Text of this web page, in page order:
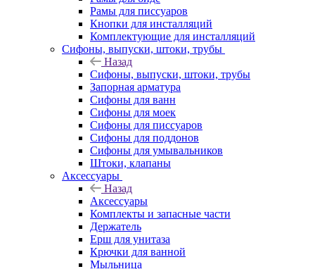
Рамы для писсуаров
Кнопки для инсталляций
Комплектующие для инсталляций
Сифоны, выпуски, штоки, трубы
Назад
Сифоны, выпуски, штоки, трубы
Запорная арматура
Сифоны для ванн
Сифоны для моек
Сифоны для писсуаров
Сифоны для поддонов
Сифоны для умывальников
Штоки, клапаны
Аксессуары
Назад
Аксессуары
Комплекты и запасные части
Держатель
Ерш для унитаза
Крючки для ванной
Мыльница